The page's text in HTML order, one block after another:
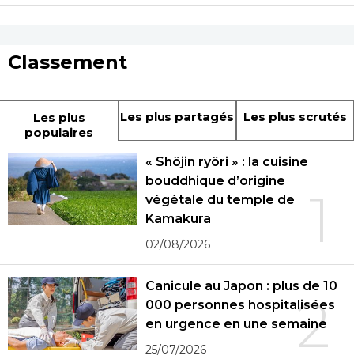
Classement
Les plus
populaires
Les plus partagés Les plus scrutés
1
« Shôjin ryôri » : la cuisine
bouddhique d’origine
végétale du temple de
Kamakura
02/08/2026
2
Canicule au Japon : plus de 10
000 personnes hospitalisées
en urgence en une semaine
25/07/2026